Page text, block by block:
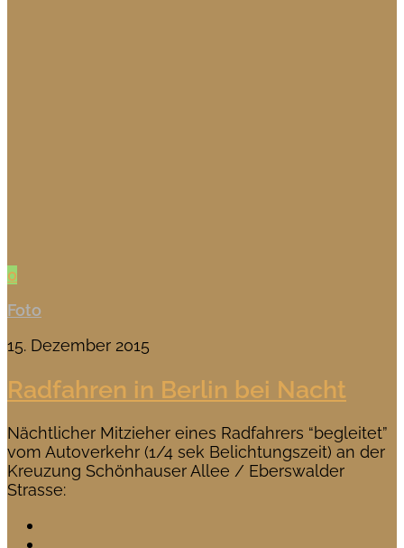
0
Foto
15. Dezember 2015
Radfahren in Berlin bei Nacht
Nächtlicher Mitzieher eines Radfahrers “begleitet”
vom Autoverkehr (1/4 sek Belichtungszeit) an der
Kreuzung Schönhauser Allee / Eberswalder
Strasse: